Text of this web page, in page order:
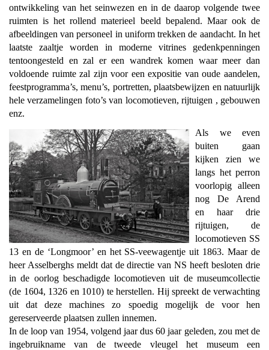
ontwikkeling van het seinwezen en in de daarop volgende twee
ruimten is het rollend materieel beeld bepalend. Maar ook de
afbeeldingen van personeel in uniform trekken de aandacht. In het
laatste zaaltje worden in moderne vitrines gedenkpenningen
tentoongesteld en zal er een wandrek komen waar meer dan
voldoende ruimte zal zijn voor een expositie van oude aandelen,
feestprogramma’s, menu’s, portretten, plaatsbewijzen en natuurlijk
hele verzamelingen foto’s van locomotieven, rijtuigen , gebouwen
enz.
Als we even
buiten gaan
kijken zien we
langs het perron
voorlopig alleen
nog De Arend
en haar drie
rijtuigen, de
locomotieven SS
13 en de ‘Longmoor’ en het SS-veewagentje uit 1863. Maar de
heer Asselberghs meldt dat de directie van NS heeft besloten drie
in de oorlog beschadigde locomotieven uit de museumcollectie
(de 1604, 1326 en 1010) te herstellen. Hij spreekt de verwachting
uit dat deze machines zo spoedig mogelijk de voor hen
gereserveerde plaatsen zullen innemen.
In de loop van 1954, volgend jaar dus 60 jaar geleden, zou met de
ingebruikname van de tweede vleugel het museum een